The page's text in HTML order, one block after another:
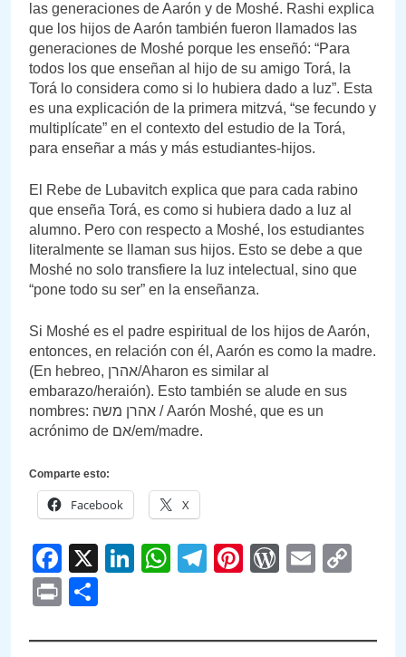
las generaciones de Aarón y de Moshé. Rashi explica
que los hijos de Aarón también fueron llamados las
generaciones de Moshé porque les enseñó: “Para
todos los que enseñan al hijo de su amigo Torá, la
Torá lo considera como si lo hubiera dado a luz”. Esta
es una explicación de la primera mitzvá, “se fecundo y
multiplícate” en el contexto del estudio de la Torá,
para enseñar a más y más estudiantes-hijos.
El Rebe de Lubavitch explica que para cada rabino
que enseña Torá, es como si hubiera dado a luz al
alumno. Pero con respecto a Moshé, los estudiantes
literalmente se llaman sus hijos. Esto se debe a que
Moshé no solo transfiere la luz intelectual, sino que
“pone todo su ser” en la enseñanza.
Si Moshé es el padre espiritual de los hijos de Aarón,
entonces, en relación con él, Aarón es como la madre.
(En hebreo, אהרן/Aharon es similar al
embarazo/heraión). Esto también se alude en sus
nombres: אהרן משה / Aarón Moshé, que es un
acrónimo de אם/em/madre.
Comparte esto:
Facebook X
Facebook
X LinkedIn
WhatsApp
Telegram
PinterestEmail
Print